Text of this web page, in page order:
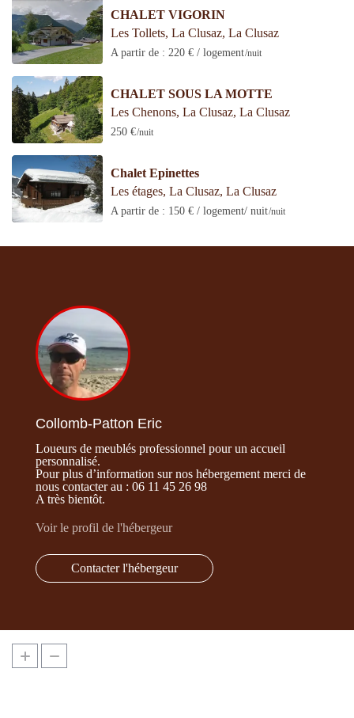
CHALET VIGORIN
Les Tollets, La Clusaz,La Clusaz
A partir de : 220 € / logement/nuit
CHALET SOUS LA MOTTE
Les Chenons, La Clusaz,La Clusaz
250 €/nuit
Chalet Epinettes
Les étages, La Clusaz,La Clusaz
A partir de : 150 € / logement/ nuit/nuit
Collomb-Patton Eric
Loueurs de meublés professionnel pour un accueil
personnalisé.
Pour plus d’information sur nos hébergement merci de
nous contacter au : 06 11 45 26 98
A très bientôt.
Voir le profil de l'hébergeur
Contacter l'hébergeur